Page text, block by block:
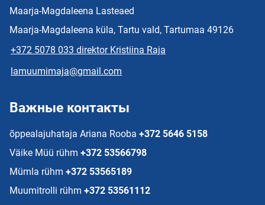
Maarja-Magdaleena Lasteaed
Maarja-Magdaleena küla, Tartu vald, Tartumaa 49126
+372 5078 033 direktor Kristiina Raja
lamuumimaja@gmail.com
Важные контакты
õppealajuhataja Ariana Rooba +372 5646 5158
Väike Müü rühm +372 53566798
Mümla rühm +372 53565189
Muumitrolli rühm +372 53561112